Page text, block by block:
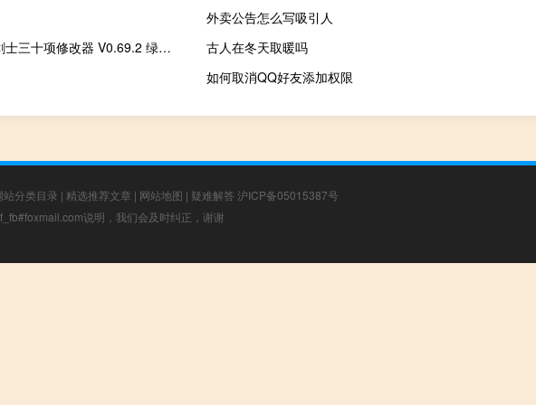
外卖公告怎么写吸引人
剑士三十项修改器 V0.69.2 绿色免费版（剑士三十项修改器 V0.69.2 绿色免费版功能简介）
古人在冬天取暖吗
如何取消QQ好友添加权限
站分类目录 | 精选推荐文章 | 网站地图 | 疑难解答 沪ICP备05015387号
说明，我们会及时纠正，谢谢